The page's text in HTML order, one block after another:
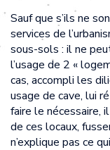
Sauf que s’ils ne
services de
sous-sols : il ne
l’usage de 2 «
cas, accompli les
usage de cave, lui
faire le nécessaire,
de ces locaux,
n’explique pas ce